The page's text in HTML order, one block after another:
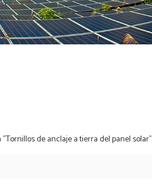
de anclaje a tierra del panel solar"